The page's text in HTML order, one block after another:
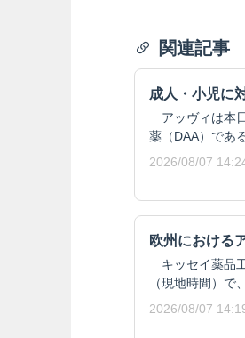
関連記事
成人・小児に
アッヴィは本
薬（DAA）であ
2026/08/07
欧州における
キッセイ薬品
（現地時間）で
2026/08/07